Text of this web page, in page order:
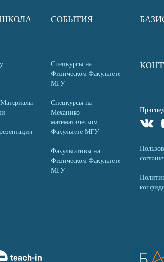
СОБЫТИЯ
Спецкурсы на
Физическом Факультете
МГУ
Спецкурсы на
Механико-
математическом
Факультете МГУ
Факультативы на
Физическом Факультете
МГУ